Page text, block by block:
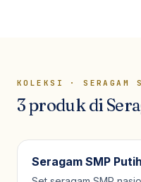
KOLEKSI ·SERAGAM
3produkdi
Seragam SMP